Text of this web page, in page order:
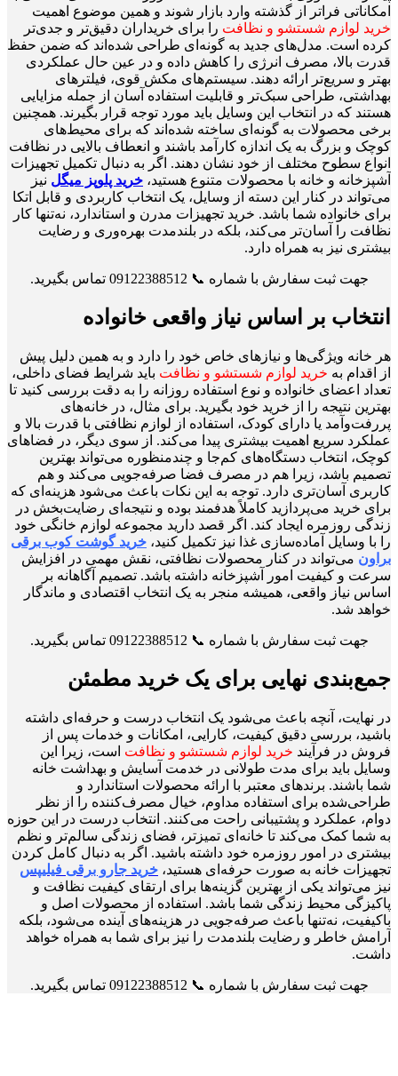
امکاناتی فراتر از گذشته وارد بازار شوند و همین موضوع اهمیت
خرید لوازم شستشو و نظافت را برای خریداران دقیق‌تر و جدی‌تر
کرده است. مدل‌های جدید به گونه‌ای طراحی شده‌اند که ضمن حفظ
قدرت بالا، مصرف انرژی را کاهش داده و در عین حال عملکردی
بهتر و سریع‌تر ارائه دهند. سیستم‌های مکش قوی، فیلترهای
بهداشتی، طراحی سبک‌تر و قابلیت استفاده آسان از جمله مزایایی
هستند که در انتخاب این وسایل باید مورد توجه قرار بگیرند. همچنین
برخی محصولات به گونه‌ای ساخته شده‌اند که برای محیط‌های
کوچک و بزرگ به یک اندازه کارآمد باشند و انعطاف بالایی در نظافت
انواع سطوح مختلف از خود نشان دهند. اگر به دنبال تکمیل تجهیزات
آشپزخانه و خانه با محصولات متنوع هستید، خرید پلوپز میگل نیز
می‌تواند در کنار این دسته از وسایل، یک انتخاب کاربردی و قابل اتکا
برای خانواده شما باشد. خرید تجهیزات مدرن و استاندارد، نه‌تنها کار
نظافت را آسان‌تر می‌کند، بلکه در بلندمدت بهره‌وری و رضایت
بیشتری نیز به همراه دارد.
جهت ثبت سفارش با شماره 📞 09122388512 تماس بگیرید.
انتخاب بر اساس نیاز واقعی خانواده
هر خانه ویژگی‌ها و نیازهای خاص خود را دارد و به همین دلیل پیش
از اقدام به خرید لوازم شستشو و نظافت باید شرایط فضای داخلی،
تعداد اعضای خانواده و نوع استفاده روزانه را به دقت بررسی کنید تا
بهترین نتیجه را از خرید خود بگیرید. برای مثال، در خانه‌های
پررفت‌وآمد یا دارای کودک، استفاده از لوازم نظافتی با قدرت بالا و
عملکرد سریع اهمیت بیشتری پیدا می‌کند. از سوی دیگر، در فضاهای
کوچک، انتخاب دستگاه‌های کم‌جا و چندمنظوره می‌تواند بهترین
تصمیم باشد، زیرا هم در مصرف فضا صرفه‌جویی می‌کند و هم
کاربری آسان‌تری دارد. توجه به این نکات باعث می‌شود هزینه‌ای که
برای خرید می‌پردازید کاملاً هدفمند بوده و نتیجه‌ای رضایت‌بخش در
زندگی روزمره ایجاد کند. اگر قصد دارید مجموعه لوازم خانگی خود
را با وسایل آماده‌سازی غذا نیز تکمیل کنید، خرید گوشت کوب برقی
براون می‌تواند در کنار محصولات نظافتی، نقش مهمی در افزایش
سرعت و کیفیت امور آشپزخانه داشته باشد. تصمیم آگاهانه بر
اساس نیاز واقعی، همیشه منجر به یک انتخاب اقتصادی و ماندگار
خواهد شد.
جهت ثبت سفارش با شماره 📞 09122388512 تماس بگیرید.
جمع‌بندی نهایی برای یک خرید مطمئن
در نهایت، آنچه باعث می‌شود یک انتخاب درست و حرفه‌ای داشته
باشید، بررسی دقیق کیفیت، کارایی، امکانات و خدمات پس از
فروش در فرآیند خرید لوازم شستشو و نظافت است، زیرا این
وسایل باید برای مدت طولانی در خدمت آسایش و بهداشت خانه
شما باشند. برندهای معتبر با ارائه محصولات استاندارد و
طراحی‌شده برای استفاده مداوم، خیال مصرف‌کننده را از نظر
دوام، عملکرد و پشتیبانی راحت می‌کنند. انتخاب درست در این حوزه
به شما کمک می‌کند تا خانه‌ای تمیزتر، فضای زندگی سالم‌تر و نظم
بیشتری در امور روزمره خود داشته باشید. اگر به دنبال کامل کردن
تجهیزات خانه به صورت حرفه‌ای هستید، خرید جارو برقی فیلیپس
نیز می‌تواند یکی از بهترین گزینه‌ها برای ارتقای کیفیت نظافت و
پاکیزگی محیط زندگی شما باشد. استفاده از محصولات اصل و
باکیفیت، نه‌تنها باعث صرفه‌جویی در هزینه‌های آینده می‌شود، بلکه
آرامش خاطر و رضایت بلندمدت را نیز برای شما به همراه خواهد
داشت.
جهت ثبت سفارش با شماره 📞 09122388512 تماس بگیرید.